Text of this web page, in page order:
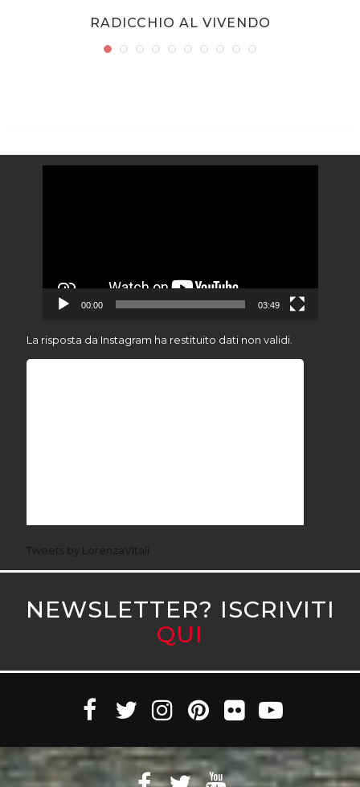
RADICCHIO AL VIVENDO
00:00 03:49
La risposta da Instagram ha restituito dati non validi.
Tweets by LorenzaVitali
NEWSLETTER? ISCRIVITI
QUI